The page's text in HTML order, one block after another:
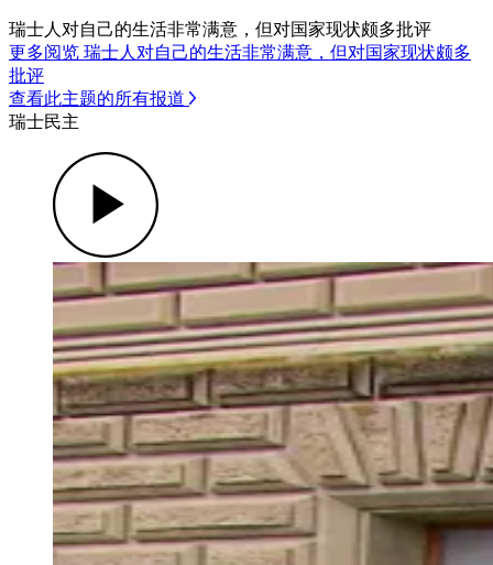
瑞士人对自己的生活非常满意，但对国家现状颇多批评
更多阅览 瑞士人对自己的生活非常满意，但对国家现状颇多
批评
查看此主题的所有报道
瑞士民主